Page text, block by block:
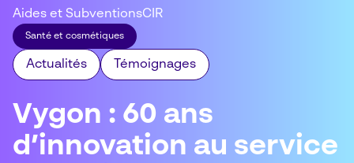
Aides et SubventionsCIR
Santé et cosmétiques
Actualités Témoignages
Vygon : 60 ans
d’innovation au service